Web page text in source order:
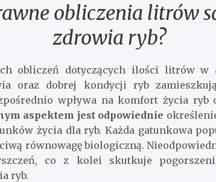
obliczenia litrów
zdrowia ryb?
obliczeń dotyczących ilości litrów
oraz dobrej kondycji ryb
wpływa na komfort życia
aspektem jest odpowiednie
życia dla ryb. Każda gatunkowa
równowagę biologiczną.
co z kolei skutkuje
ryb.